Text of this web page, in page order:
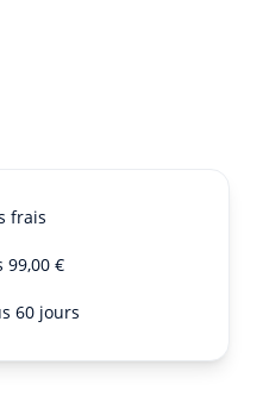
frais
99,00 €
60 jours